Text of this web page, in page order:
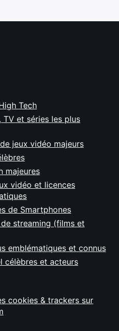
Tech
TV et séries les plus
jeux vidéo majeurs
majeures
vidéo et licences
de Smartphones
streaming (films et
emblématiques et connus
célèbres et acteurs
cookies & trackers sur